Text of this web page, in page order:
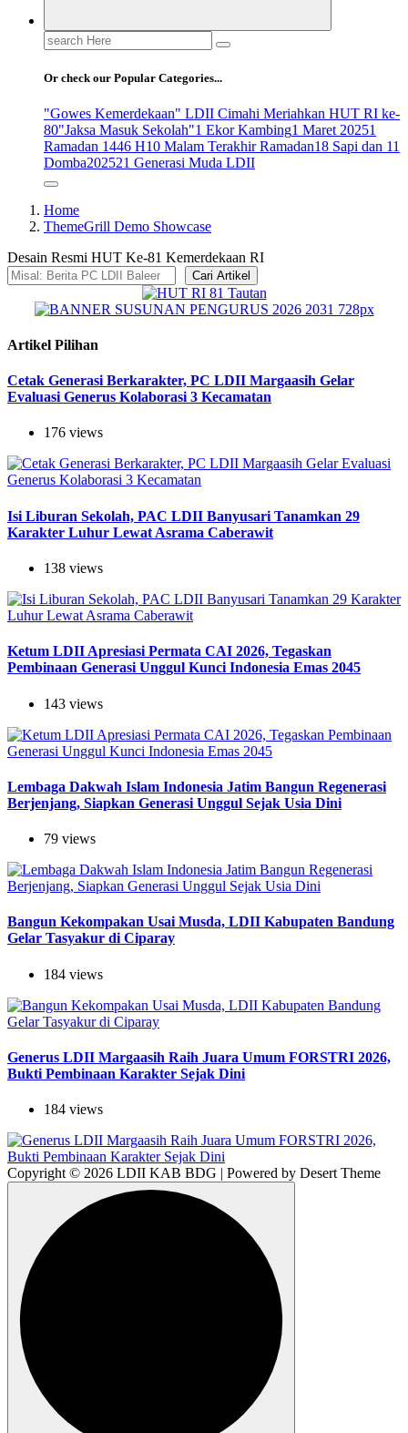
Search
for:
Or check our Popular Categories...
"Gowes Kemerdekaan" LDII Cimahi Meriahkan HUT RI ke-
80"Jaksa Masuk Sekolah"1 Ekor Kambing1 Maret 20251
Ramadan 1446 H10 Malam Terakhir Ramadan18 Sapi dan 11
Domba202521 Generasi Muda LDII
Home
ThemeGrill Demo Showcase
Desain Resmi HUT Ke-81 Kemerdekaan RI
Cari Artikel
Artikel Pilihan
Cetak Generasi Berkarakter, PC LDII Margaasih Gelar
Evaluasi Generus Kolaborasi 3 Kecamatan
176 views
Isi Liburan Sekolah, PAC LDII Banyusari Tanamkan 29
Karakter Luhur Lewat Asrama Caberawit
138 views
Ketum LDII Apresiasi Permata CAI 2026, Tegaskan
Pembinaan Generasi Unggul Kunci Indonesia Emas 2045
143 views
Lembaga Dakwah Islam Indonesia Jatim Bangun Regenerasi
Berjenjang, Siapkan Generasi Unggul Sejak Usia Dini
79 views
Bangun Kekompakan Usai Musda, LDII Kabupaten Bandung
Gelar Tasyakur di Ciparay
184 views
Generus LDII Margaasih Raih Juara Umum FORSTRI 2026,
Bukti Pembinaan Karakter Sejak Dini
184 views
Copyright © 2026 LDII KAB BDG | Powered by Desert Theme